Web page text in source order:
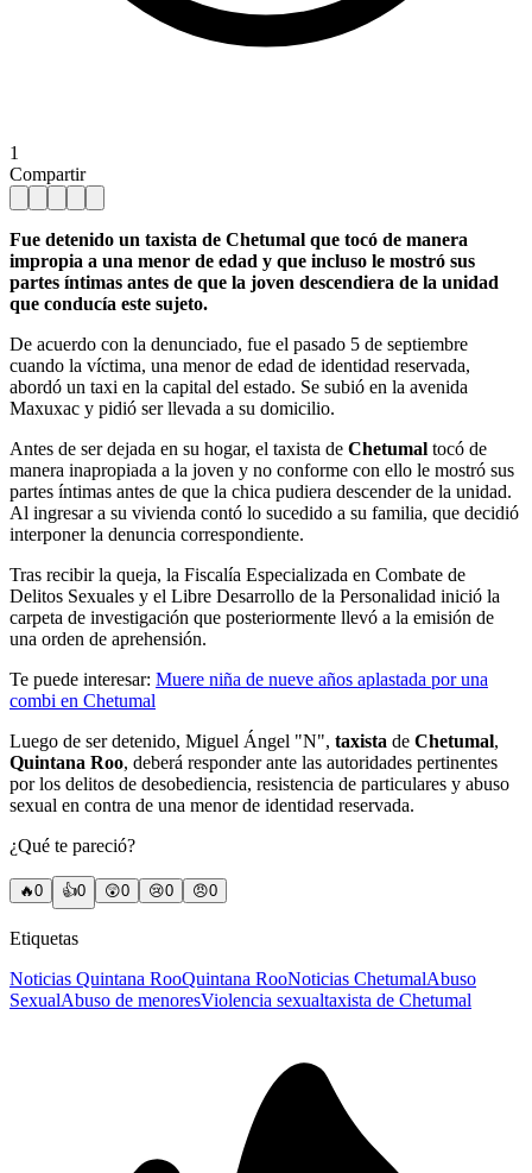
1
Compartir
Fue detenido un taxista de Chetumal que tocó de manera
impropia a una menor de edad y que incluso le mostró sus
partes íntimas antes de que la joven descendiera de la unidad
que conducía este sujeto.
De acuerdo con la denunciado, fue el pasado 5 de septiembre
cuando la víctima, una menor de edad de identidad reservada,
abordó un taxi en la capital del estado. Se subió en la avenida
Maxuxac y pidió ser llevada a su domicilio.
Antes de ser dejada en su hogar, el taxista de Chetumal tocó de
manera inapropiada a la joven y no conforme con ello le mostró sus
partes íntimas antes de que la chica pudiera descender de la unidad.
Al ingresar a su vivienda contó lo sucedido a su familia, que decidió
interponer la denuncia correspondiente.
Tras recibir la queja, la Fiscalía Especializada en Combate de
Delitos Sexuales y el Libre Desarrollo de la Personalidad inició la
carpeta de investigación que posteriormente llevó a la emisión de
una orden de aprehensión.
Te puede interesar: Muere niña de nueve años aplastada por una
combi en Chetumal
Luego de ser detenido, Miguel Ángel "N", taxista de Chetumal,
Quintana Roo, deberá responder ante las autoridades pertinentes
por los delitos de desobediencia, resistencia de particulares y abuso
sexual en contra de una menor de identidad reservada.
¿Qué te pareció?
🔥0 👍0 😲0 😢0 😠0
Etiquetas
Noticias Quintana RooQuintana RooNoticias ChetumalAbuso
SexualAbuso de menoresViolencia sexualtaxista de Chetumal